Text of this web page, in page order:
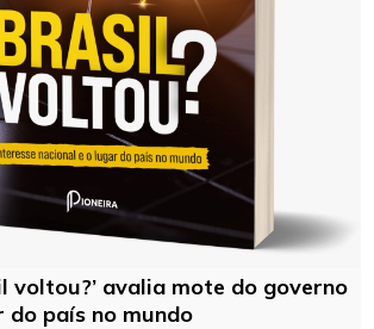
voltou?’ avalia mote do governo
do país no mundo